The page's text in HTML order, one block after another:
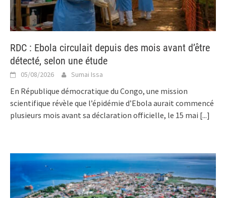
RDC : Ebola circulait depuis des mois avant d’être
détecté, selon une étude
05/08/2026 Sumai Issa
En République démocratique du Congo, une mission
scientifique révèle que l’épidémie d’Ebola aurait commencé
plusieurs mois avant sa déclaration officielle, le 15 mai [...]